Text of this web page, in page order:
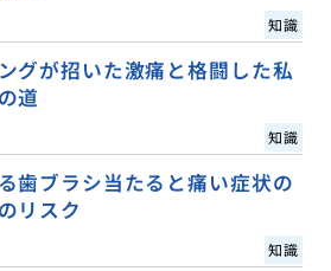
知識
グが招いた激痛と格闘した私
道
知識
歯ブラシ当たると痛い症状の
リスク
知識